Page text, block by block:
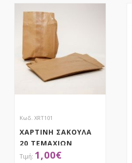
Κωδ. XRT101
ΧΑΡΤΙΝΗ ΣΑΚΟΥΛΑ
20 ΤΕΜΑΧΙΩΝ
1,00€